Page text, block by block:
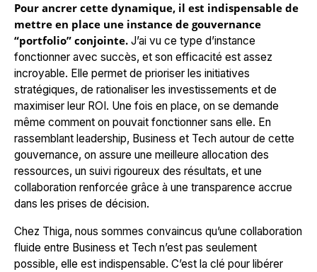
Pour ancrer cette dynamique, il est indispensable de
mettre en place une instance de gouvernance
“portfolio” conjointe. J’ai vu ce type d’instance
fonctionner avec succès, et son efficacité est assez
incroyable. Elle permet de prioriser les initiatives
stratégiques, de rationaliser les investissements et de
maximiser leur ROI. Une fois en place, on se demande
même comment on pouvait fonctionner sans elle. En
rassemblant leadership, Business et Tech autour de cette
gouvernance, on assure une meilleure allocation des
ressources, un suivi rigoureux des résultats, et une
collaboration renforcée grâce à une transparence accrue
dans les prises de décision.
Chez Thiga, nous sommes convaincus qu’une collaboration
fluide entre Business et Tech n’est pas seulement
possible, elle est indispensable. C’est la clé pour libérer